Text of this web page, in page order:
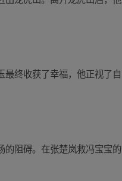
终收获了幸福，他正视了自
的阻碍。在张楚岚救冯宝宝的